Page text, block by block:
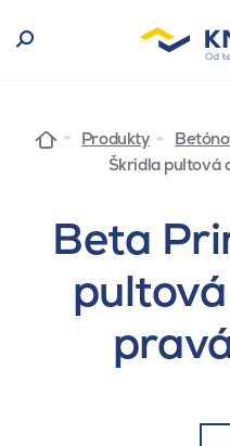
Produkty
Škridla pultová
Beta